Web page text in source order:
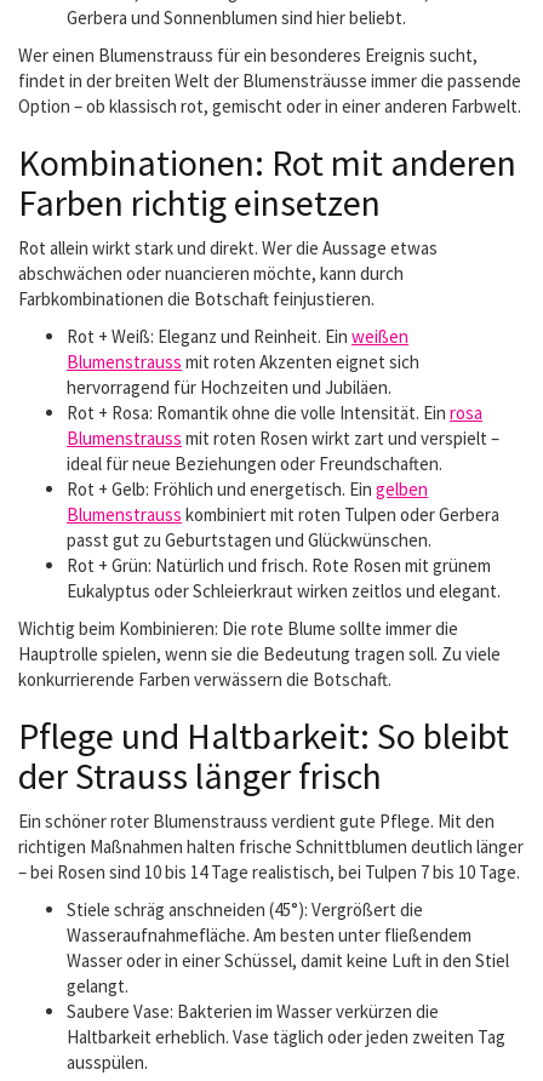
Gerbera und Sonnenblumen sind hier beliebt.
Wer einen Blumenstrauss für ein besonderes Ereignis sucht,
findet in der breiten Welt der Blumensträusse immer die passende
Option – ob klassisch rot, gemischt oder in einer anderen Farbwelt.
Kombinationen: Rot mit anderen
Farben richtig einsetzen
Rot allein wirkt stark und direkt. Wer die Aussage etwas
abschwächen oder nuancieren möchte, kann durch
Farbkombinationen die Botschaft feinjustieren.
Rot + Weiß: Eleganz und Reinheit. Ein weißen
Blumenstrauss mit roten Akzenten eignet sich
hervorragend für Hochzeiten und Jubiläen.
Rot + Rosa: Romantik ohne die volle Intensität. Ein rosa
Blumenstrauss mit roten Rosen wirkt zart und verspielt –
ideal für neue Beziehungen oder Freundschaften.
Rot + Gelb: Fröhlich und energetisch. Ein gelben
Blumenstrauss kombiniert mit roten Tulpen oder Gerbera
passt gut zu Geburtstagen und Glückwünschen.
Rot + Grün: Natürlich und frisch. Rote Rosen mit grünem
Eukalyptus oder Schleierkraut wirken zeitlos und elegant.
Wichtig beim Kombinieren: Die rote Blume sollte immer die
Hauptrolle spielen, wenn sie die Bedeutung tragen soll. Zu viele
konkurrierende Farben verwässern die Botschaft.
Pflege und Haltbarkeit: So bleibt
der Strauss länger frisch
Ein schöner roter Blumenstrauss verdient gute Pflege. Mit den
richtigen Maßnahmen halten frische Schnittblumen deutlich länger
– bei Rosen sind 10 bis 14 Tage realistisch, bei Tulpen 7 bis 10 Tage.
Stiele schräg anschneiden (45°): Vergrößert die
Wasseraufnahmefläche. Am besten unter fließendem
Wasser oder in einer Schüssel, damit keine Luft in den Stiel
gelangt.
Saubere Vase: Bakterien im Wasser verkürzen die
Haltbarkeit erheblich. Vase täglich oder jeden zweiten Tag
ausspülen.